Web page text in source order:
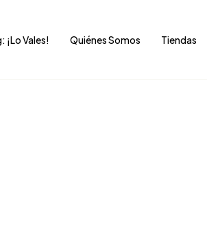
¡Lo Vales! Quiénes Somos Tiendas